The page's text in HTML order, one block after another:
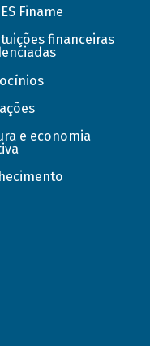
Finame
financeiras
e economia